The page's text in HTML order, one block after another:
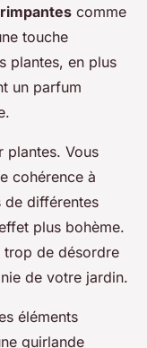
comme
touche
plantes, en plus
un parfum
plantes. Vous
cohérence à
différentes
plus bohème.
trop de désordre
de votre jardin.
éléments
guirlande